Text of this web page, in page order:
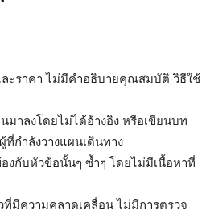
ะราคา ไม่มีคำอธิบายคุณสมบัติ วิธีใช้
มาลงโดยไม่ได้อ้างอิง หรือเขียนบท
กำลังวางแผนเดินทาง
งกับหัวข้อนั้นๆ ซ้ำๆ โดยไม่มีเนื้อหาที่
ที่มีความคลาดเคลื่อน ไม่มีการตรวจ